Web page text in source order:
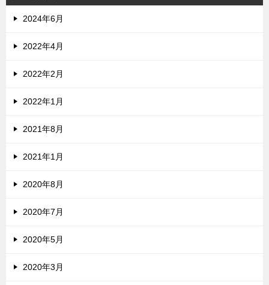
2024年6月
2022年4月
2022年2月
2022年1月
2021年8月
2021年1月
2020年8月
2020年7月
2020年5月
2020年3月